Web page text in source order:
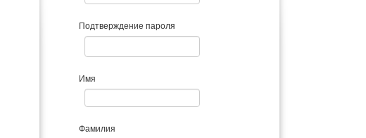
Подтверждение пароля
Имя
Фамилия